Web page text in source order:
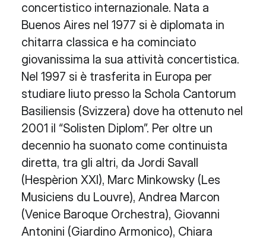
concertistico internazionale. Nata a
Buenos Aires nel 1977 si è diplomata in
chitarra classica e ha cominciato
giovanissima la sua attività concertistica.
Nel 1997 si è trasferita in Europa per
studiare liuto presso la Schola Cantorum
Basiliensis (Svizzera) dove ha ottenuto nel
2001 il “Solisten Diplom”. Per oltre un
decennio ha suonato come continuista
diretta, tra gli altri, da Jordi Savall
(Hespèrion XXI), Marc Minkowsky (Les
Musiciens du Louvre), Andrea Marcon
(Venice Baroque Orchestra), Giovanni
Antonini (Giardino Armonico), Chiara